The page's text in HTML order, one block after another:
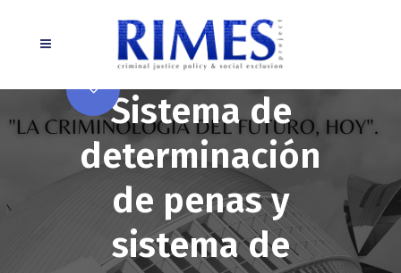
La medición de
la exclusión
social a través
del instrumento
Sistema de
determinación
de penas y
sistema de